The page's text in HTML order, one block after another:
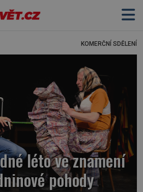
KOMERČNÍ SDĚLENÍ
léto ve znamení
pohody